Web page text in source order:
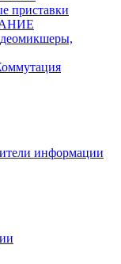
приставки
информации